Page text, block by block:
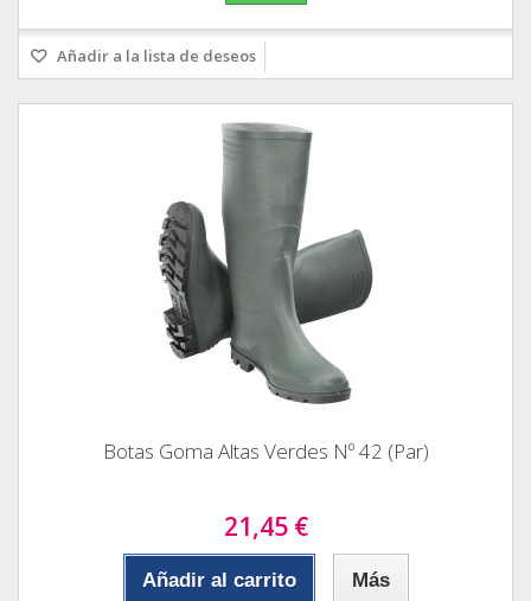
Añadir a la lista de deseos
Botas Goma Altas Verdes Nº 42 (Par)
21,45 €
Añadir al carrito Más